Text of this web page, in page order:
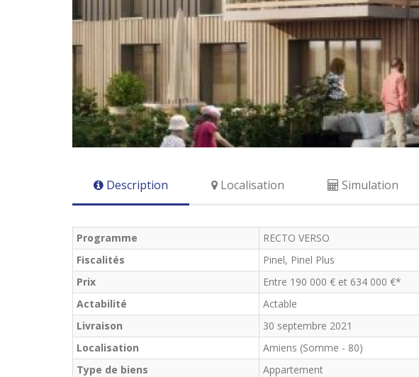
Description Localisation Simulation
Programme
RECTO VERSO
Fiscalités
Pinel, Pinel Plus
Prix
Entre 190 000 € et 634 000 €*
Actabilité
Actable
Livraison
30 septembre 2021
Localisation
Amiens (Somme - 80)
Type de biens
Appartement